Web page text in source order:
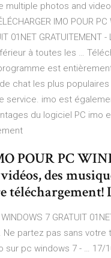
multiple photos and
IMO POUR PC
01NET
à toutes les …
est
chat les plus
service. imo est
du logiciel PC imo
POUR PC
des
WINDOWS 7 GRATUIT
partez pas sans
pc windows 7 - … 17/